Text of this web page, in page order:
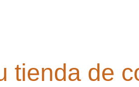
tienda de